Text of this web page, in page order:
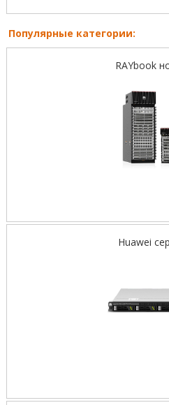
Популярные категории:
RAYbook
Huawei